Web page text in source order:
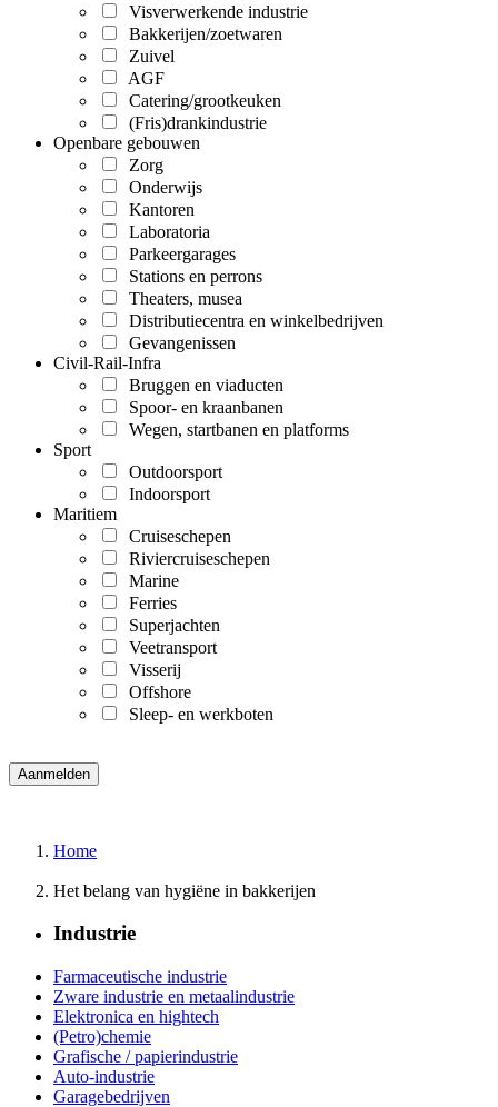
Visverwerkende industrie
Bakkerijen/zoetwaren
Zuivel
AGF
Catering/grootkeuken
(Fris)drankindustrie
Openbare gebouwen
Zorg
Onderwijs
Kantoren
Laboratoria
Parkeergarages
Stations en perrons
Theaters, musea
Distributiecentra en winkelbedrijven
Gevangenissen
Civil-Rail-Infra
Bruggen en viaducten
Spoor- en kraanbanen
Wegen, startbanen en platforms
Sport
Outdoorsport
Indoorsport
Maritiem
Cruiseschepen
Riviercruiseschepen
Marine
Ferries
Superjachten
Veetransport
Visserij
Offshore
Sleep- en werkboten
Home
Het belang van hygiëne in bakkerijen
Industrie
Farmaceutische industrie
Zware industrie en metaalindustrie
Elektronica en hightech
(Petro)chemie
Grafische / papierindustrie
Auto-industrie
Garagebedrijven